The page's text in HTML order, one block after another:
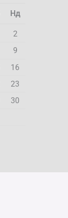
Нд
2
9
16
23
30